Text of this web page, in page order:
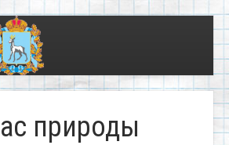
природы